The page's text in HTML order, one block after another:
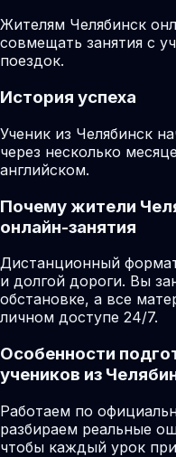
Жителям Челябинск
совмещать занятия с
поездок.
История успеха
Ученик из Челябинск
через несколько
английском.
Почему жители
онлайн-занятия
Дистанционный
и долгой дороги. Вы
обстановке, а все
личном доступе 24/7.
Особенности
учеников из
Работаем по
разбираем реальные
чтобы каждый урок